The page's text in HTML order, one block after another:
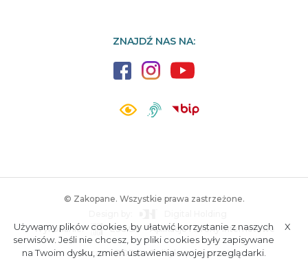
ZNAJDŹ NAS NA:
© Zakopane. Wszystkie prawa zastrzeżone.
Wykonanie:
ESC SA - Aplikacje i strony internetowe
Poczta RODO Polityka prywatności
Używamy plików cookies, by ułatwić korzystanie z naszych
serwisów. Jeśli nie chcesz, by pliki cookies były zapisywane
na Twoim dysku, zmień ustawienia swojej przeglądarki.
X